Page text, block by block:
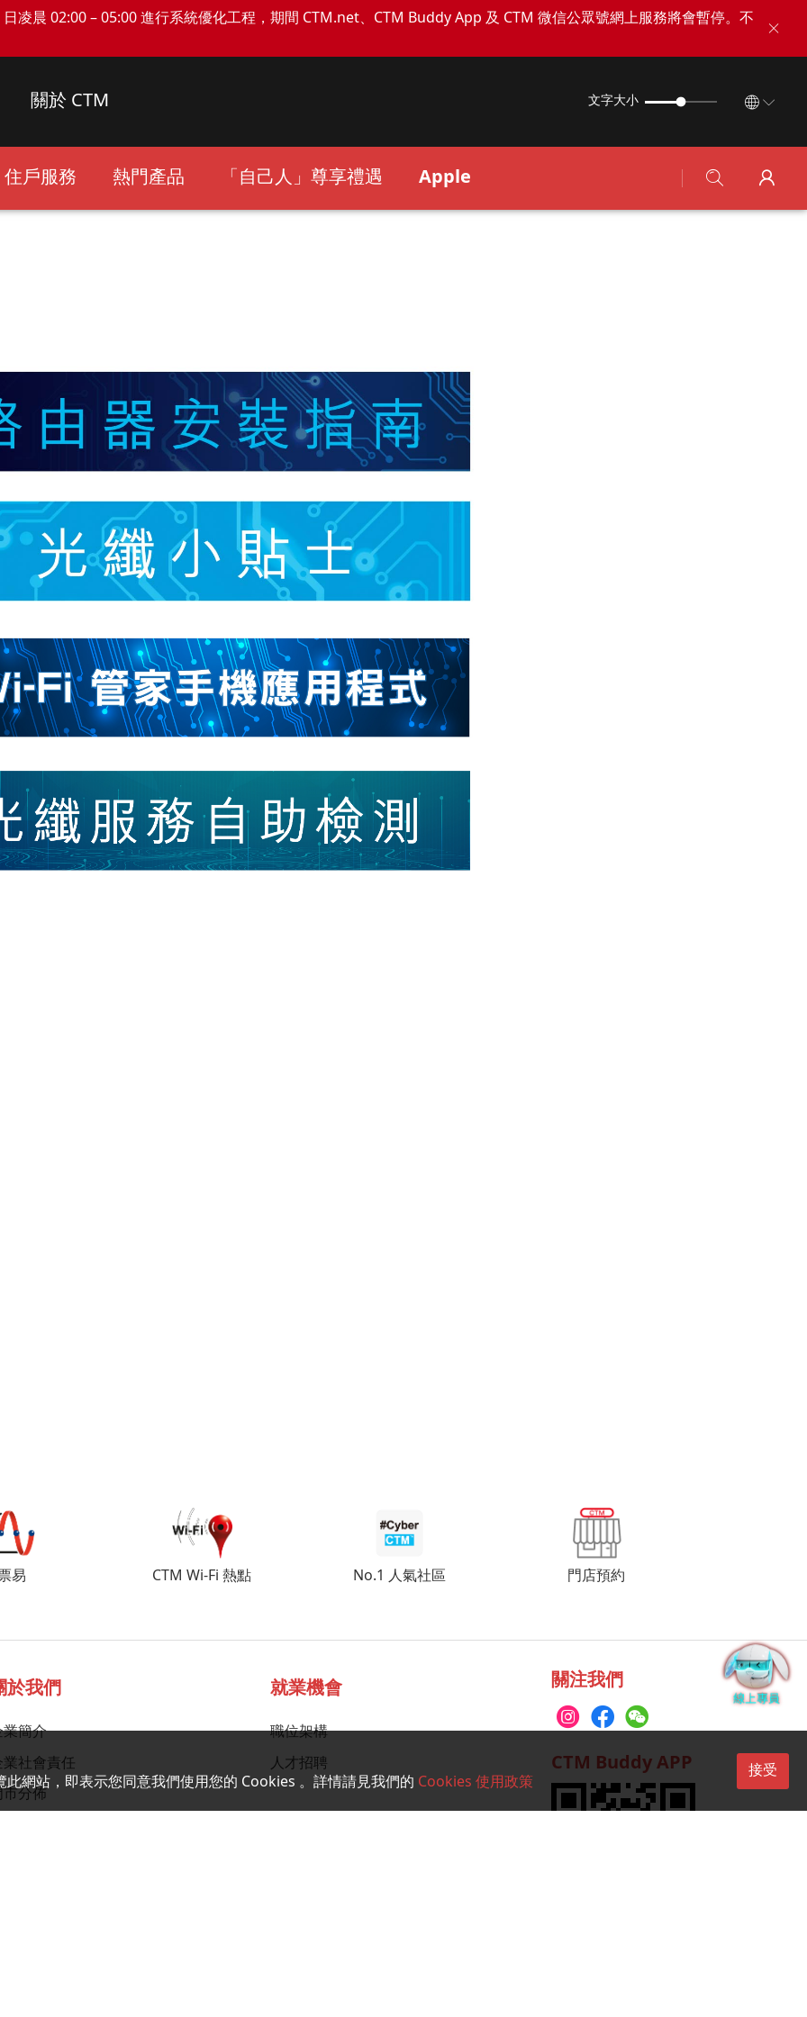
凌晨 02:00 – 05:00 進行系統優化工程，期間 CTM.net、CTM Buddy App 及 CTM 微信公眾號網上服務將會暫停。不
關於 CTM 文字大小
住戶服務 熱門產品 「自己人」尊享禮遇 Apple
易 CTM Wi-Fi 熱點 No.1 人氣社區 門店預約
於我們
業簡介
業社會責任
市分佈
就業機會
職位架構
人才招聘
關注我們
CTM Buddy APP
網站，即表示您同意我們使用您的 Cookies 。詳情請見我們的 Cookies 使用政策
接受